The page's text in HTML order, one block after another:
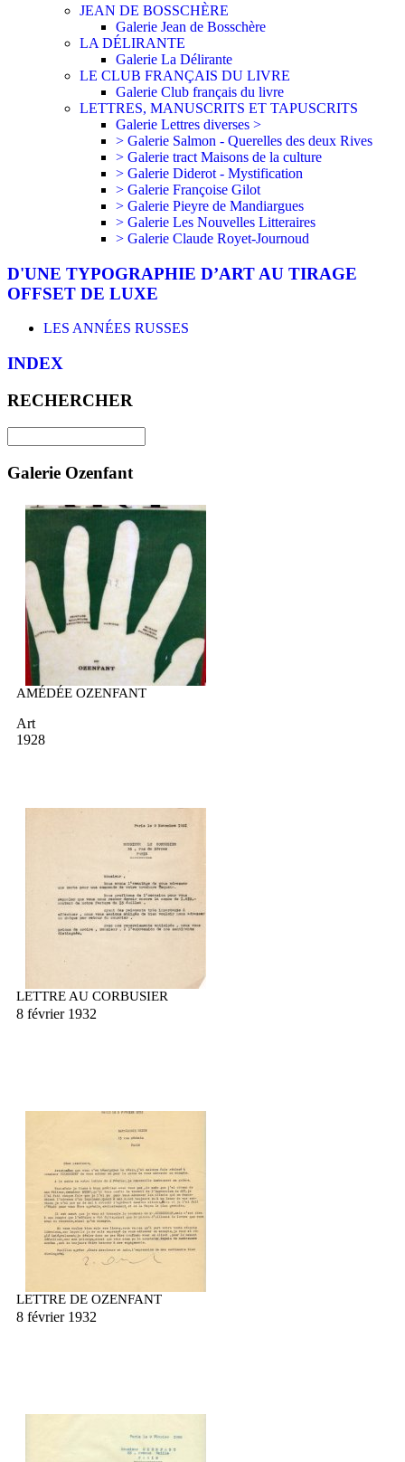
JEAN DE BOSSCHÈRE
Galerie Jean de Bosschère
LA DÉLIRANTE
Galerie La Délirante
LE CLUB FRANÇAIS DU LIVRE
Galerie Club français du livre
LETTRES, MANUSCRITS ET TAPUSCRITS
Galerie Lettres diverses >
> Galerie Salmon - Querelles des deux Rives
> Galerie tract Maisons de la culture
> Galerie Diderot - Mystification
> Galerie Françoise Gilot
> Galerie Pieyre de Mandiargues
> Galerie Les Nouvelles Litteraires
> Galerie Claude Royet-Journoud
D'UNE TYPOGRAPHIE D’ART AU TIRAGE
OFFSET DE LUXE
LES ANNÉES RUSSES
INDEX
RECHERCHER
Galerie Ozenfant
AMÉDÉE OZENFANT
Art
1928
LETTRE AU CORBUSIER
8 février 1932
LETTRE DE OZENFANT
8 février 1932